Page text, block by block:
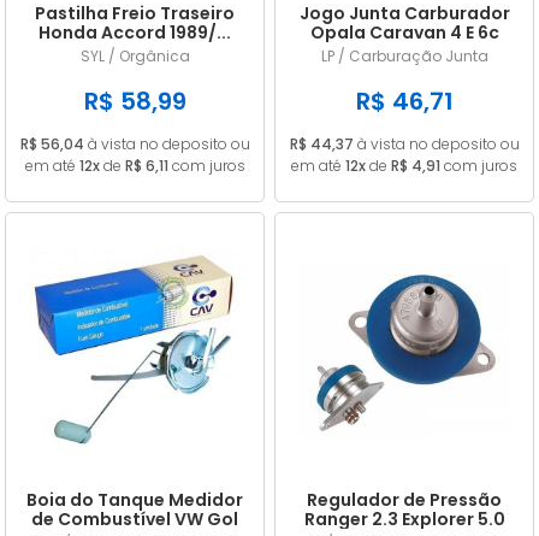
Pastilha Freio Traseiro
Honda Accord 1989/...
Civic 1.8 2006/...
SYL / Orgânica
R$ 58,99
R$ 56,04 à vista no deposito ou
em até 12xde R$ 6,11 com juros
Jogo Junta Carburador
Opala Caravan 4 E 6c
CARB 446 DFV ALC
LP / Carburação Junta
R$ 46,71
R$ 44,37 à vista no deposito ou
em até 12xde R$ 4,91 com juros
Boia do Tanque Medidor
de Combustível VW Gol
Regulador de Pressão
Ranger 2.3 Explorer 5.0